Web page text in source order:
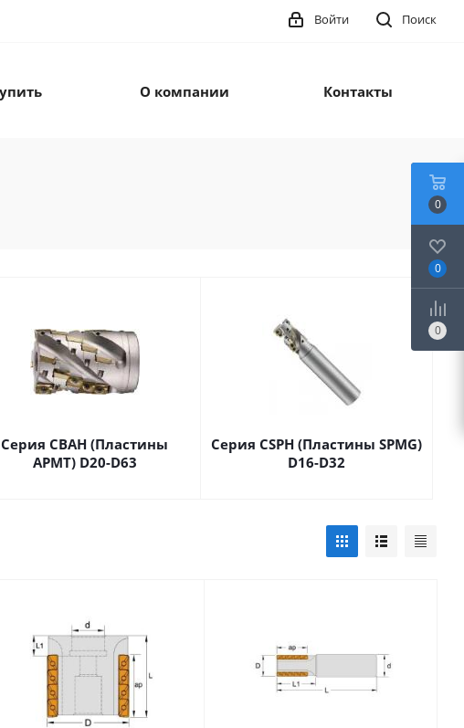
Поиск
Войти
О компании Контакты
Серия CBAH (Пластины
APMT) D20-D63
Серия CSPH (Пластины SPMG)
D16-D32
0
0
0